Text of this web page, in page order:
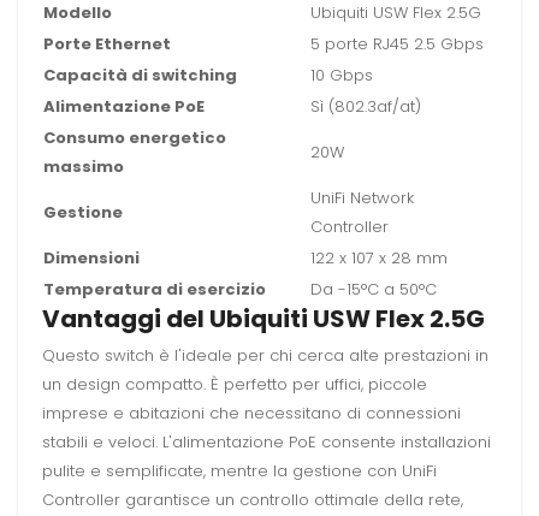
Modello
Ubiquiti USW Flex 2.5G
Porte Ethernet
5 porte RJ45 2.5 Gbps
Capacità di switching
10 Gbps
Alimentazione PoE
Sì (802.3af/at)
Consumo energetico
massimo
20W
Gestione
UniFi Network
Controller
Dimensioni
122 x 107 x 28 mm
Temperatura di esercizio
Da -15°C a 50°C
Vantaggi del Ubiquiti USW Flex 2.5G
Questo switch è l'ideale per chi cerca alte prestazioni in
un design compatto. È perfetto per uffici, piccole
imprese e abitazioni che necessitano di connessioni
stabili e veloci. L'alimentazione PoE consente installazioni
pulite e semplificate, mentre la gestione con UniFi
Controller garantisce un controllo ottimale della rete,